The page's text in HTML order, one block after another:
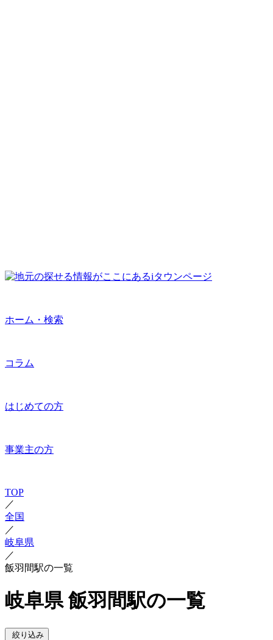
ホーム・検索
コラム
はじめての方
事業主の方
TOP
／
全国
／
岐阜県
／
飯羽間駅の一覧
岐阜県 飯羽間駅の一覧
絞り込み